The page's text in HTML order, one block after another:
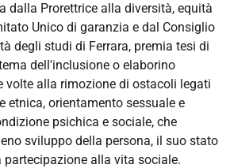
dalla Prorettrice alla diversità, equità
Unico di garanzia e dal Consiglio
degli studi di Ferrara, premia tesi di
dell'inclusione o elaborino
volte alla rimozione di ostacoli legati
etnica, orientamento sessuale e
psichica e sociale, che
sviluppo della persona, il suo stato
partecipazione alla vita sociale.